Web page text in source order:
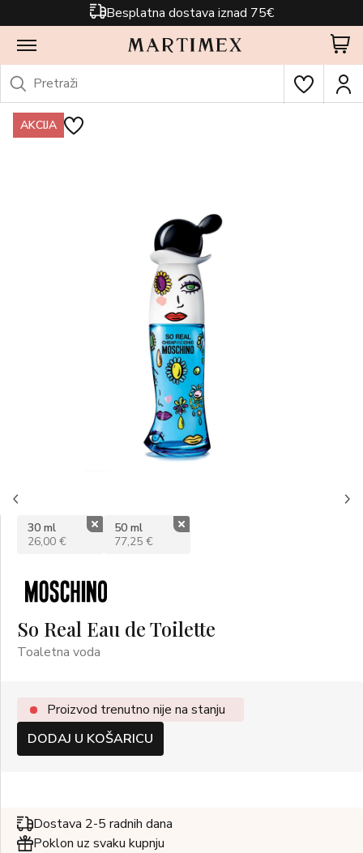
Besplatna dostava iznad 75€
AKCIJA
So Real Eau de Toilette
Toaletna voda
30 ml
26,00 €
%
50 ml
77,25 €
Proizvod trenutno nije na stanju
DODAJ U KOŠARICU
Dostava 2-5 radnih dana
Poklon uz svaku kupnju